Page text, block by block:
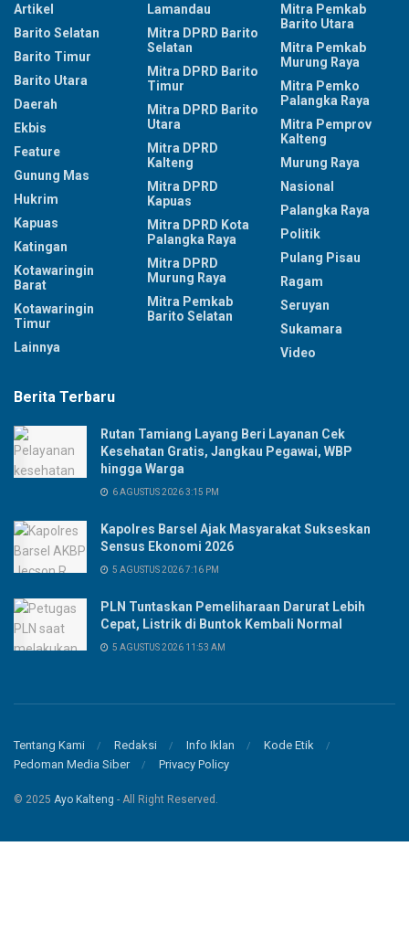
Artikel
Barito Selatan
Barito Timur
Barito Utara
Daerah
Ekbis
Feature
Gunung Mas
Hukrim
Kapuas
Katingan
Kotawaringin
Barat
Kotawaringin
Timur
Lainnya
Lamandau
Mitra DPRD Barito
Selatan
Mitra DPRD Barito
Timur
Mitra DPRD Barito
Utara
Mitra DPRD
Kalteng
Mitra DPRD
Kapuas
Mitra DPRD Kota
Palangka Raya
Mitra DPRD
Murung Raya
Mitra Pemkab
Barito Selatan
Mitra Pemkab
Barito Utara
Mitra Pemkab
Murung Raya
Mitra Pemko
Palangka Raya
Mitra Pemprov
Kalteng
Murung Raya
Nasional
Palangka Raya
Politik
Pulang Pisau
Ragam
Seruyan
Sukamara
Video
Berita Terbaru
Rutan Tamiang Layang Beri Layanan Cek
Kesehatan Gratis, Jangkau Pegawai, WBP
hingga Warga
6 AGUSTUS 2026 3:15 PM
Kapolres Barsel Ajak Masyarakat Sukseskan
Sensus Ekonomi 2026
5 AGUSTUS 2026 7:16 PM
PLN Tuntaskan Pemeliharaan Darurat Lebih
Cepat, Listrik di Buntok Kembali Normal
5 AGUSTUS 2026 11:53 AM
Tentang Kami Redaksi Info Iklan
Kode Etik
Pedoman Media Siber
Privacy Policy
© 2025 Ayo Kalteng - All Right Reserved.